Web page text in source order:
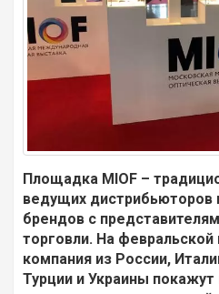
Площадка MIOF –
ведущих дистрибьюторов
брендов с
торговли. На февральской
компания из России,
Турции и Украины покажут